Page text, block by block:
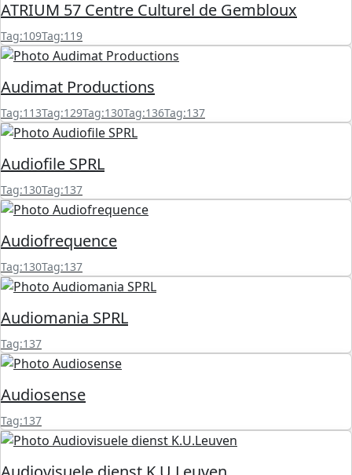
ATRIUM 57 Centre Culturel de Gembloux
Tag:109Tag:119
Audimat Productions
Tag:113Tag:129Tag:130Tag:136Tag:137
Audiofile SPRL
Tag:130Tag:137
Audiofrequence
Tag:130Tag:137
Audiomania SPRL
Tag:137
Audiosense
Tag:137